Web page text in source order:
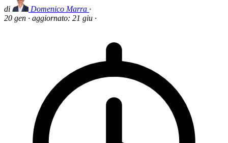
di Domenico Marra ·
20 gen · aggiornato: 21 giu ·